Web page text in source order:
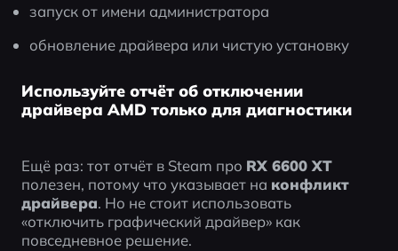
запуск от имени администратора
обновление драйвера или чистую установку
Используйте отчёт об отключении
драйвера AMD только для диагностики
Ещё раз: тот отчёт в Steam про RX 6600 XT
полезен, потому что указывает на конфликт
драйвера. Но не стоит использовать
«отключить графический драйвер» как
повседневное решение.